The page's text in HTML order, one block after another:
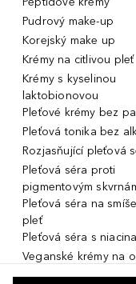
Pudrový make-up
Korejský make up
Krémy na citlivou pleť
Krémy s kyselinou
laktobionovou
Pleťové krémy bez
Pleťová tonika bez
Rozjasňující pleťová
Pleťová séra proti
pigmentovým
Pleťová séra na
pleť
Pleťová séra s
Veganské krémy na
Miniatury parfémů,